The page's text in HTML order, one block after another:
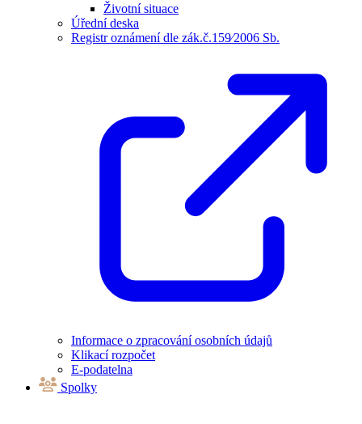
Životní situace
Úřední deska
Registr oznámení dle zák.č.159⁄2006 Sb.
Informace o zpracování osobních údajů
Klikací rozpočet
E-podatelna
Spolky